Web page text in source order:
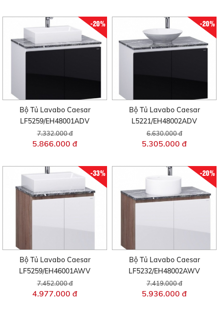
-20%
Bộ Tủ Lavabo Caesar
LF5259/EH48001ADV
7.332.000 đ
5.866.000 đ
-20%
Bộ Tủ Lavabo Caesar
L5221/EH48002ADV
6.630.000 đ
5.305.000 đ
-33%
Bộ Tủ Lavabo Caesar
LF5259/EH46001AWV
7.452.000 đ
4.977.000 đ
-20%
Bộ Tủ Lavabo Caesar
LF5232/EH48002AWV
7.419.000 đ
5.936.000 đ